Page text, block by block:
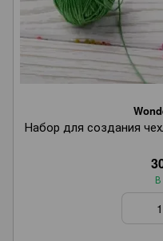
Набор для создания